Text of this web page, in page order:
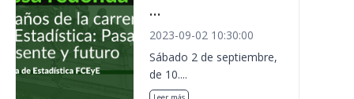
...
2023-09-02 10:30:00
Sábado 2 de septiembre,
de 10....